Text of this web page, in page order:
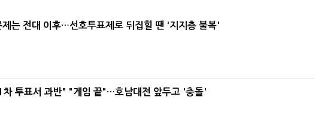
제는 전대 이후…선호투표제로 뒤집힐 땐 '지지층 불복'
차 투표서 과반" "게임 끝"…호남대전 앞두고 '충돌'